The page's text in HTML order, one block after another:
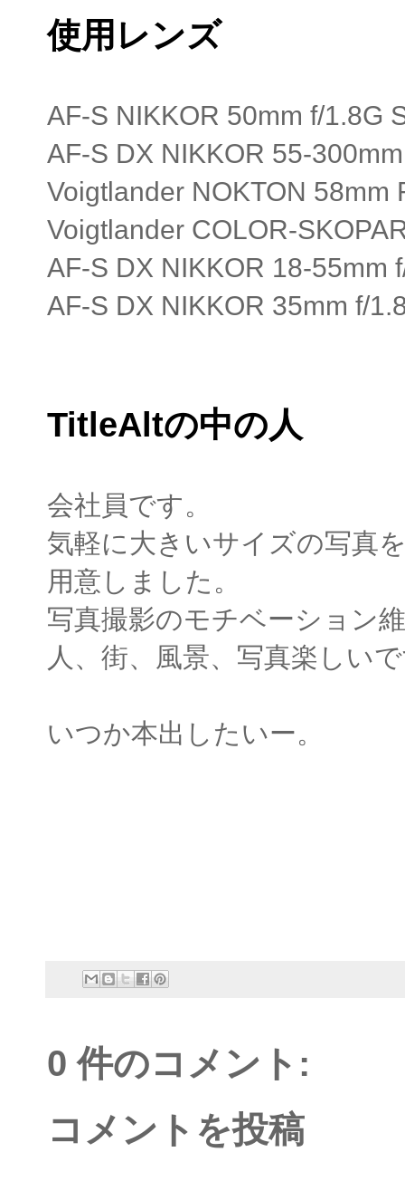
使用レンズ
AF-S NIKKOR 50mm f/1.8G
AF-S DX NIKKOR 55-
Voigtlander NOKTON 58mm
Voigtlander COLOR-
AF-S DX NIKKOR 18-55mm
AF-S DX NIKKOR 35mm f/
TitleAltの中の人
会社員です。
気軽に大きいサイズの写真
用意しました。
写真撮影のモチベーション
人、街、風景、写真楽しい
いつか本出したいー。
0 件のコメント:
コメントを投稿